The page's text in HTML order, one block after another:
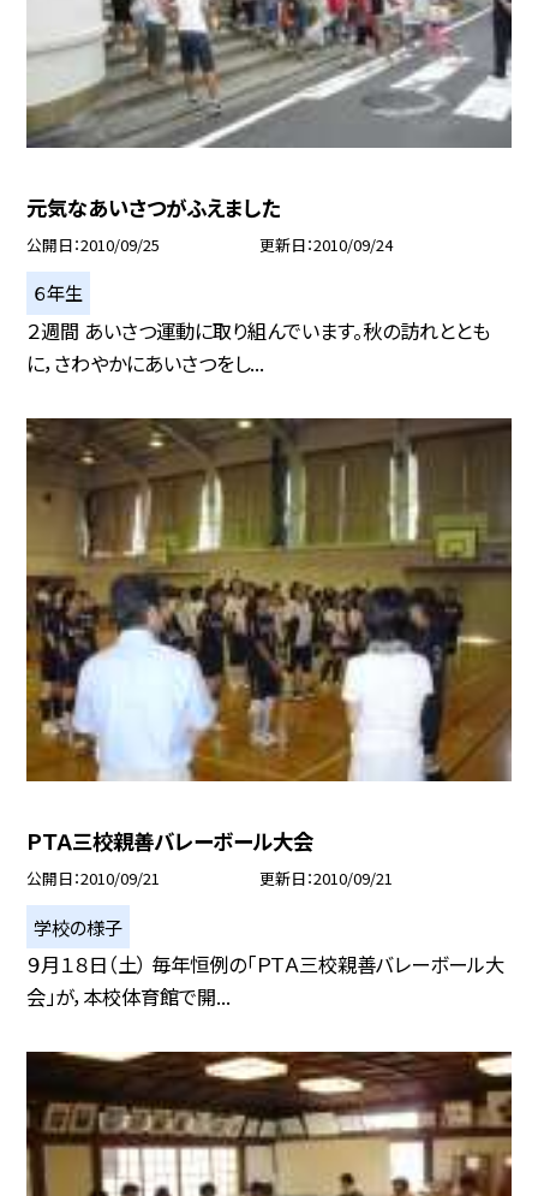
元気なあいさつがふえました
公開日 2010/09/25 更新日 2010/09/24
６年生
２週間 あいさつ運動に取り組んでいます。秋の訪れととも
に，さわやかにあいさつをし...
ＰＴＡ三校親善バレーボール大会
公開日 2010/09/21 更新日 2010/09/21
学校の様子
９月１８日（土） 毎年恒例の「ＰＴＡ三校親善バレーボール大
会」が，本校体育館で開...